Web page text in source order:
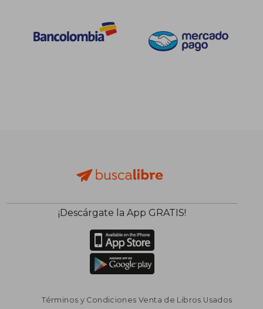
¡Descárgate la App GRATIS!
Términos y Condiciones Venta de Libros Usados